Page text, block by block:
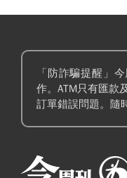
「防詐騙提醒」
作。ATM只有匯款
訂單錯誤問題。隨